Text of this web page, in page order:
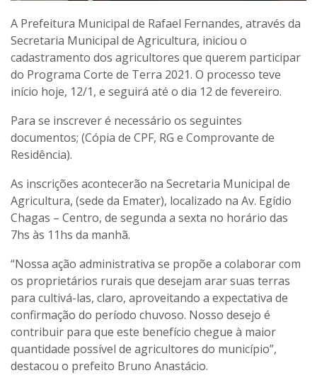
A Prefeitura Municipal de Rafael Fernandes, através da
Secretaria Municipal de Agricultura, iniciou o
cadastramento dos agricultores que querem participar
do Programa Corte de Terra 2021. O processo teve
início hoje, 12/1, e seguirá até o dia 12 de fevereiro.
Para se inscrever é necessário os seguintes
documentos; (Cópia de CPF, RG e Comprovante de
Residência).
As inscrições acontecerão na Secretaria Municipal de
Agricultura, (sede da Emater), localizado na Av. Egídio
Chagas – Centro, de segunda a sexta no horário das
7hs às 11hs da manhã.
“Nossa ação administrativa se propõe a colaborar com
os proprietários rurais que desejam arar suas terras
para cultivá-las, claro, aproveitando a expectativa de
confirmação do período chuvoso. Nosso desejo é
contribuir para que este benefício chegue à maior
quantidade possível de agricultores do município”,
destacou o prefeito Bruno Anastácio.